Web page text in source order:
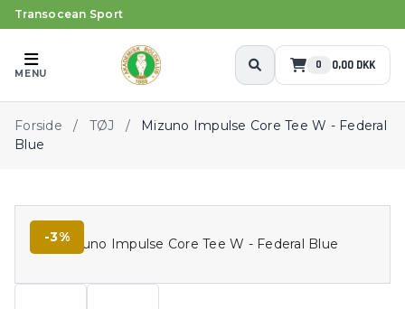
Transocean Sport
MENU
0 0,00 DKK
Forside / TØJ /
Mizuno Impulse Core Tee W - Federal
Blue
-3%